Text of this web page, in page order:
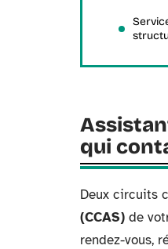
qui
Deux circuits
(CCAS) de
rendez-vous,